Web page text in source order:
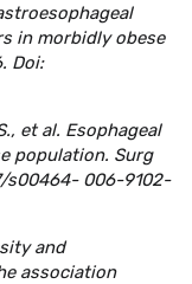
in morbidly obese
Doi:
et al. Esophageal
population. Surg
s00464- 006-9102-
and
association